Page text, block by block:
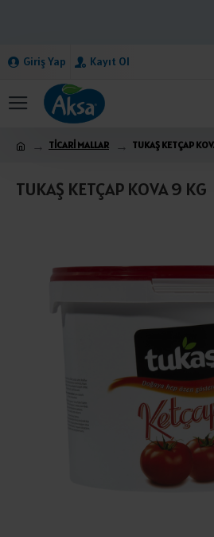
Giriş Yap Kayıt Ol
TİCARİ MALLAR TUKAŞ KETÇAP
TUKAŞ KETÇAP KOVA 9 KG